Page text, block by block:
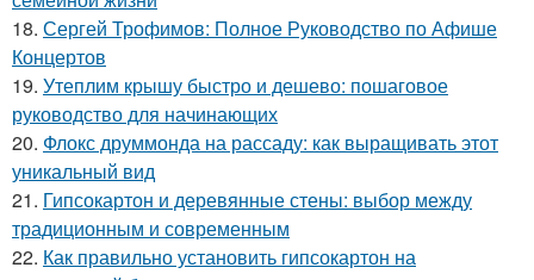
18. Сергей Трофимов: Полное Руководство по Афише
Концертов
19. Утеплим крышу быстро и дешево: пошаговое
руководство для начинающих
20. Флокс друммонда на рассаду: как выращивать этот
уникальный вид
21. Гипсокартон и деревянные стены: выбор между
традиционным и современным
22. Как правильно установить гипсокартон на